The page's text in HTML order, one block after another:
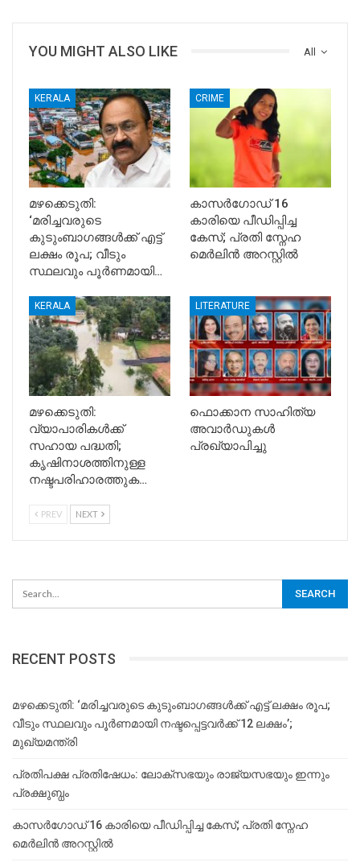
All
YOU MIGHT ALSO LIKE
KERALA
മഴക്കെടുതി:
‘മരിച്ചവരുടെ
കുടുംബാഗങ്ങൾക്ക് എട്ട്
ലക്ഷം രൂപ; വീടും
സ്ഥലവും പൂർണമായി…
CRIME
കാസർഗോഡ് 16
കാരിയെ പീഡിപ്പിച്ച
കേസ്; പ്രതി സ്നേഹ
മെർലിൻ അറസ്റ്റിൽ
KERALA
മഴക്കെടുതി:
വ്യാപാരികൾക്ക്
സഹായ പദ്ധതി;
കൃഷിനാശത്തിനുള്ള
നഷ്ടപരിഹാരത്തുക…
LITERATURE
ഫൊക്കാന സാഹിത്യ
അവാർഡുകൾ
പ്രഖ്യാപിച്ചു
PREV NEXT
RECENT POSTS
മഴക്കെടുതി: ‘മരിച്ചവരുടെ കുടുംബാഗങ്ങൾക്ക് എട്ട് ലക്ഷം രൂപ;
വീടും സ്ഥലവും പൂർണമായി നഷ്ടപ്പെട്ടവർക്ക് 12 ലക്ഷം’;
മുഖ്യമന്ത്രി
പ്രതിപക്ഷ പ്രതിഷേധം: ലോക്സഭയും രാജ്യസഭയും ഇന്നും
പ്രക്ഷുബ്ധം
കാസർഗോഡ് 16 കാരിയെ പീഡിപ്പിച്ച കേസ്; പ്രതി സ്നേഹ
മെർലിൻ അറസ്റ്റിൽ